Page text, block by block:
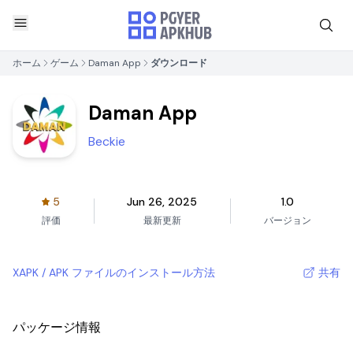
ホーム ゲーム Daman App ダウンロード
Daman App
Beckie
5
評価
Jun 26, 2025
最新更新
1.0
バージョン
XAPK / APK ファイルのインストール方法 共有
パッケージ情報